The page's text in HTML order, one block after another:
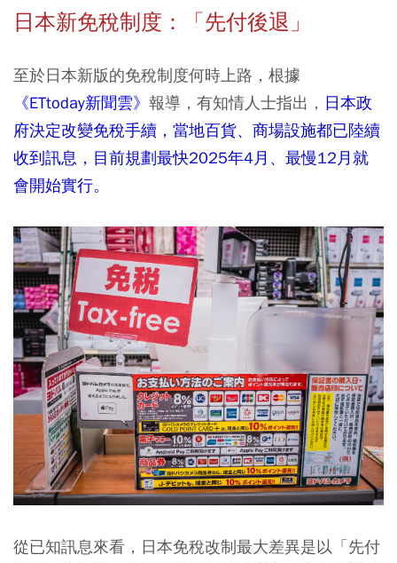
日本新免稅制度：「先付後退」
至於日本新版的免稅制度何時上路，根據
《ETtoday新聞雲》 報導，有知情人士指出， 日本政
府決定改變免稅手續，當地百貨、商場設施都已陸續
收到訊息，目前規劃最快2025年4月、最慢12月就
會開始實行。
從已知訊息來看，日本免稅改制最大差異是以 「先付